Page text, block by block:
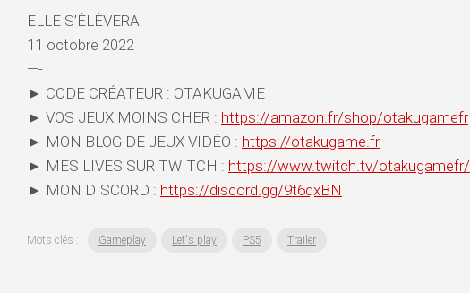
ELLE S’ÉLÈVERA
11 octobre 2022
—-
► CODE CRÉATEUR : OTAKUGAME
► VOS JEUX MOINS CHER : https://amazon.fr/shop/otakugamefr
► MON BLOG DE JEUX VIDÉO : https://otakugame.fr
► MES LIVES SUR TWITCH : https://www.twitch.tv/otakugamefr/
► MON DISCORD : https://discord.gg/9t6qxBN
Mots clés : Gameplay Let's play PS5 Trailer